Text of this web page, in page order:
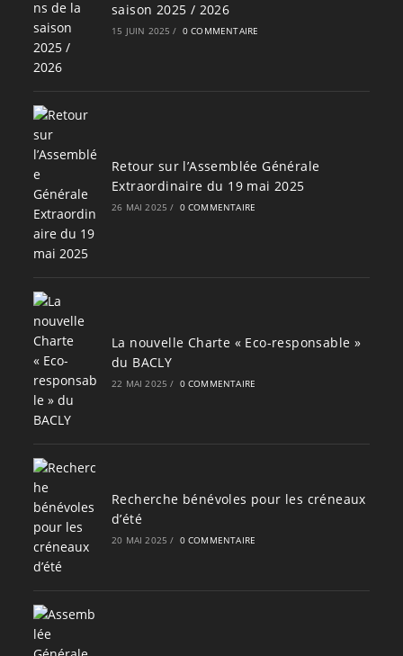
saison 2025 / 2026
15 JUIN 2025 / 0 COMMENTAIRE
Retour sur l’Assemblée Générale
Extraordinaire du 19 mai 2025
26 MAI 2025 / 0 COMMENTAIRE
La nouvelle Charte « Eco-responsable »
du BACLY
22 MAI 2025 / 0 COMMENTAIRE
Recherche bénévoles pour les créneaux
d’été
20 MAI 2025 / 0 COMMENTAIRE